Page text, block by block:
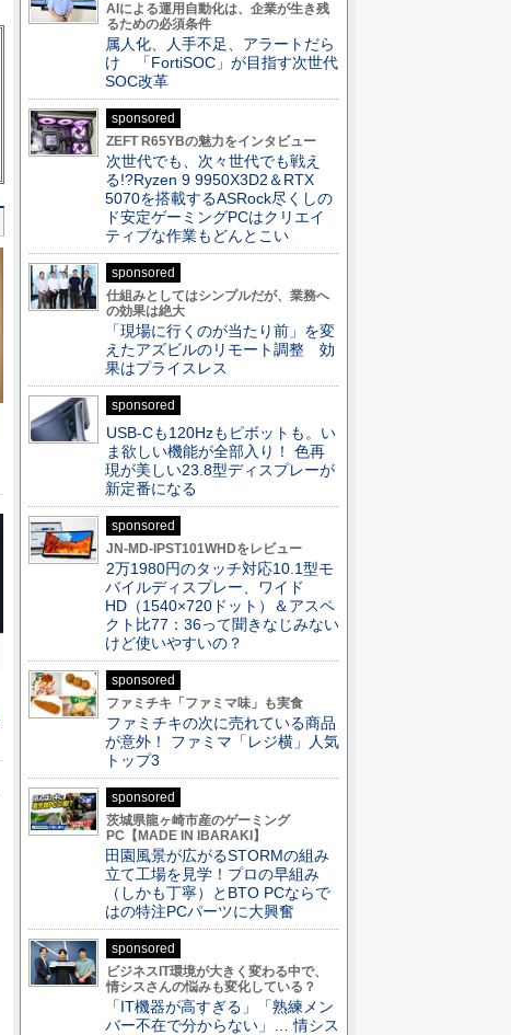
AIによる運用自動化は、企業が生き残
るための必須条件
属人化、人手不足、アラートだら
け 「FortiSOC」が目指す次世代
SOC改革
sponsored
ZEFT R65YBの魅力をインタビュー
次世代でも、次々世代でも戦え
る!?Ryzen 9 9950X3D2＆RTX
5070を搭載するASRock尽くしの
ド安定ゲーミングPCはクリエイ
ティブな作業もどんとこい
sponsored
仕組みとしてはシンプルだが、業務へ
の効果は絶大
「現場に行くのが当たり前」を変
えたアズビルのリモート調整 効
果はプライスレス
sponsored
USB-Cも120Hzもピボットも。い
ま欲しい機能が全部入り！ 色再
現が美しい23.8型ディスプレーが
新定番になる
sponsored
JN-MD-IPST101WHDをレビュー
2万1980円のタッチ対応10.1型モ
バイルディスプレー、ワイド
HD（1540×720ドット）＆アスペ
クト比77：36って聞きなじみない
けど使いやすいの？
sponsored
ファミチキ「ファミマ味」も実食
ファミチキの次に売れている商品
が意外！ ファミマ「レジ横」人気
トップ3
sponsored
茨城県龍ヶ崎市産のゲーミング
PC【MADE IN IBARAKI】
田園風景が広がるSTORMの組み
立て工場を見学！プロの早組み
（しかも丁寧）とBTO PCならで
はの特注PCパーツに大興奮
sponsored
ビジネスIT環境が大きく変わる中で、
情シスさんの悩みも変化している？
「IT機器が高すぎる」「熟練メン
バー不在で分からない」… 情シス